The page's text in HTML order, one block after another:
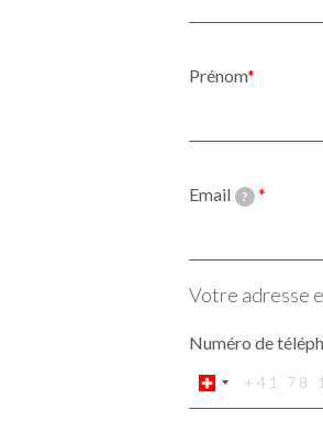
Prénom
Email ?
Votre adresse
Numéro de